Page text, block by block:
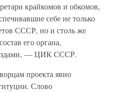
крайкомов и обкомов,
себе не только
СССР, но и столь же
его органа,
— ЦИК СССР.
проекта явно
Слово